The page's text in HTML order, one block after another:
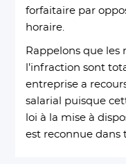
forfaitaire par
horaire.
Rappelons que les
l’infraction sont
entreprise a
salarial puisque
loi à la mise à
est reconnue dans